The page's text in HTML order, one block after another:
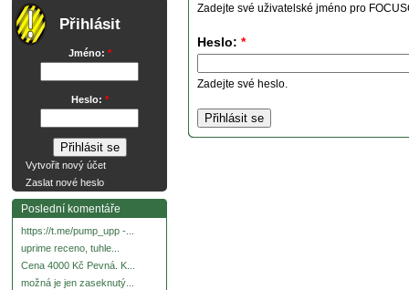
Přihlásit
Jméno: *
Heslo: *
Vytvořit nový účet
Zaslat nové heslo
Poslední komentáře
https://t.me/pump_upp -...
uprime receno, tuhle...
Cena 4000 Kč Pevná. K...
možná je jen zaseknutý...
Zadejte své uživatelské jméno pro
Heslo: *
Zadejte své heslo.